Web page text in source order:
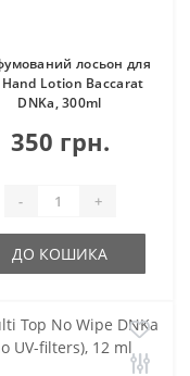
лосьон для
Hand Lotion Baccarat
DNKa, 300ml
350 грн.
- +
ДО КОШИКА